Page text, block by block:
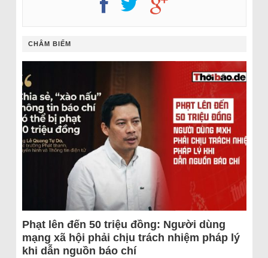
CHÂM BIẾM
Phạt lên đến 50 triệu đồng: Người dùng
mạng xã hội phải chịu trách nhiệm pháp lý
khi dẫn nguồn báo chí